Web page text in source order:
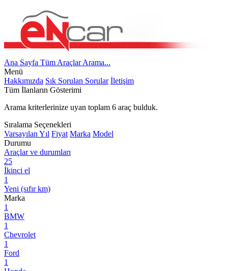
Ana Sayfa Tüm AraçlarArama...
Menü
Hakkımızda Sık Sorulan Sorular İletişim
Tüm İlanların Gösterimi
Arama kriterlerinize uyan toplam 6 araç bulduk.
Sıralama Seçenekleri
Varsayılan Yıl Fiyat Marka Model
Durumu
Araçlar ve durumları
25
İkinci el
1
Yeni (sıfır km)
Marka
1
BMW
1
Chevrolet
1
Ford
1